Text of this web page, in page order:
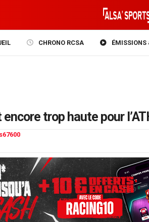
CHRONO RCSA ÉMISSIONS
trop haute pour